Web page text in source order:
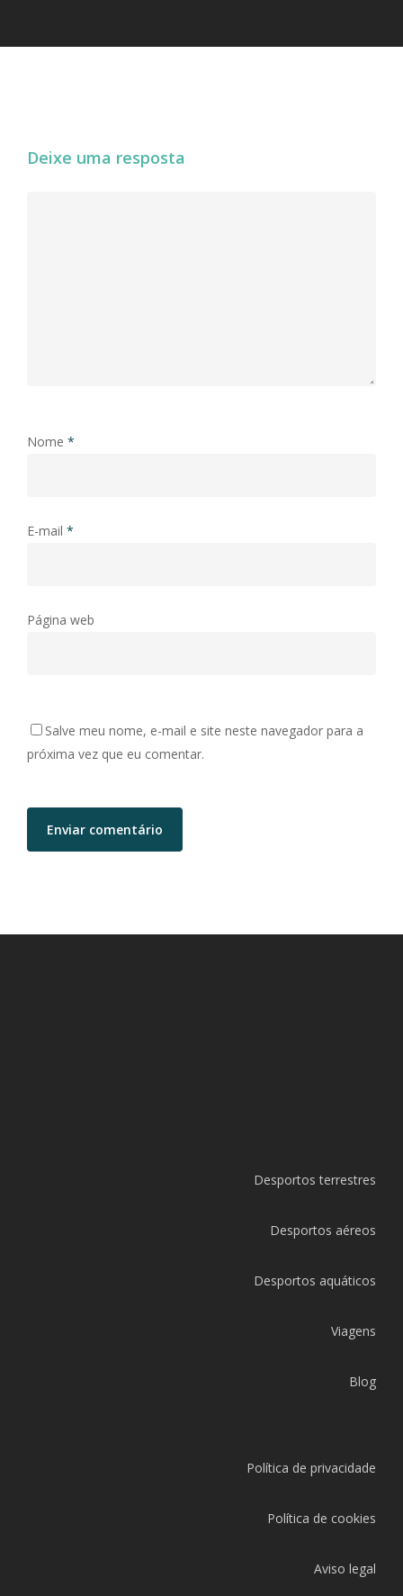
Deixe uma resposta
Nome *
E-mail *
Página web
Salve meu nome, e-mail e site neste navegador para a
próxima vez que eu comentar.
Desportos terrestres
Desportos aéreos
Desportos aquáticos
Viagens
Blog
Política de privacidade
Política de cookies
Aviso legal